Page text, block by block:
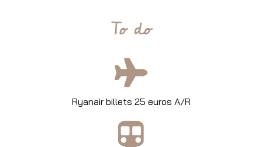
To do
Ryanair billets 25 euros A/R